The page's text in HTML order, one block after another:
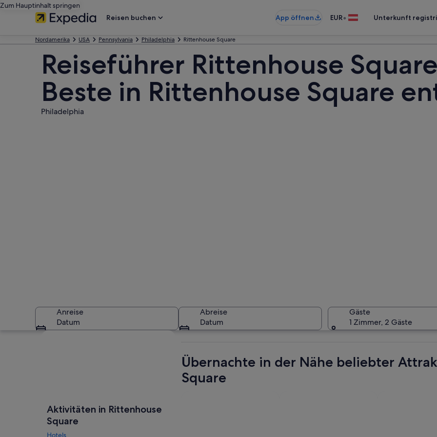
Zum Hauptinhalt springen
Reisen buchen
App öffnen EUR• Unterkunft
Nordamerika USA Pennsylvania Philadelphia Rittenhouse Square
Reiseführer Rittenhouse
Beste in Rittenhouse Square
Philadelphia
Ein
Anreise
Datum
Abreise
Datum
Gäste
1 Zimmer, 2 Gäste
Aktivitäten in Rittenhouse
Square
Hotels
Übernachte in der Nähe beliebter
Square